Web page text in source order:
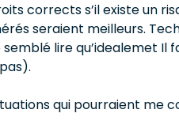
corrects s’il existe un
seraient meilleurs.
lire qu’idealemet
qui pourraient me